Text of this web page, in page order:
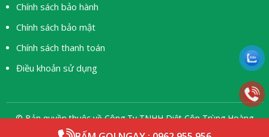
Chính sách bảo hành
Chính sách bảo mật
Chính sách thanh toán
Điều khoản sử dụng
© Bản quyền thuộc về Công Ty TNHH Diệt Côn Trùng Hoàng
Trường